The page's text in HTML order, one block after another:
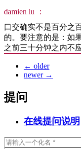
damien lu ：
口交确实不是百分之
的。要注意的是：如
之前三十分钟之内不
← older
newer →
提问
在线提问说明